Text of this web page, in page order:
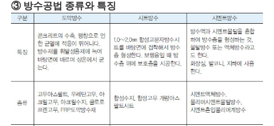
③ 방수공법 종류와 특징